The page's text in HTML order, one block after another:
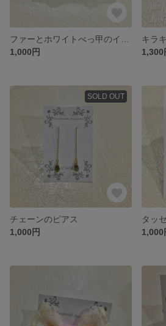
1,000円
キラ
1,300
SOLD OUT
チェーンのピアス
1,000円
タッ
1,000